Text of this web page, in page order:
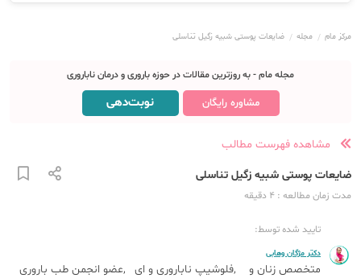
مرکز مام مجله ضایعات پوستی شبیه زگیل تناسلی
مجله مام - به روزترین مقالات در حوزه باروری و درمان ناباروری
مشاوره رایگان نوبت‌دهی
مشاهده فهرست مطالب
ضایعات پوستی شبیه زگیل تناسلی
مدت زمان مطالعه : 4 دقیقه
تایید شده توسط:
دکتر مژگان وهابی
متخصص زنان و
فلوشیپ ناباروری و ای
عضو انجمن طب باروری